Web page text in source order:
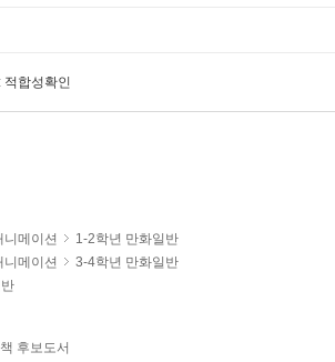
적합성확인
니메이션
1-2학년 만화일반
메이션
3-4학년 만화일반
후보도서